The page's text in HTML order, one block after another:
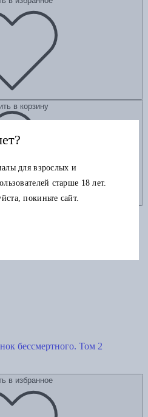
в корзину
бессмертного. Том 2
в избранное
для взрослых и
старше 18 лет.
покиньте сайт.